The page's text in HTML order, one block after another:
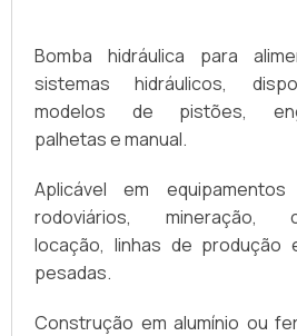
Bomba hidráulica para
sistemas hidráulicos,
modelos de pistões,
palhetas e manual.
Aplicável em equipamentos
rodoviários, mineração,
locação, linhas de produção
pesadas.
Construção em alumínio ou